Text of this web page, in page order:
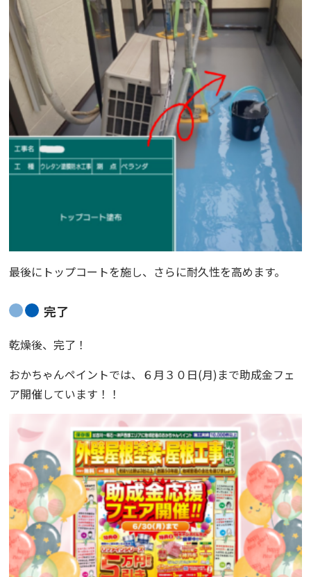
最後にトップコートを施し、さらに耐久性を高めます。
完了
乾燥後、完了！
おかちゃんペイントでは、６月３０日(月)まで助成金フェ
ア開催しています！！